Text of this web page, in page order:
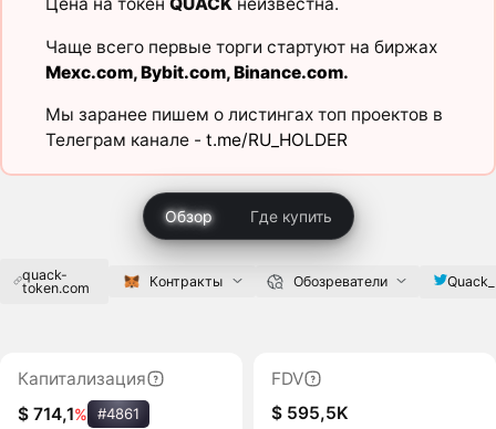
Чаще всего первые торги стартуют на биржах
Mexc.com,Bybit.com,Binance.com.
Мы заранее пишем о листингах топ проектов в
Телеграм канале - t.me/RU_HOLDER
Обзор Где купить
quack-
token.com
Контракты Обозреватели
Капитализация
$ 714,1% #4861
FDV
$ 595,5K